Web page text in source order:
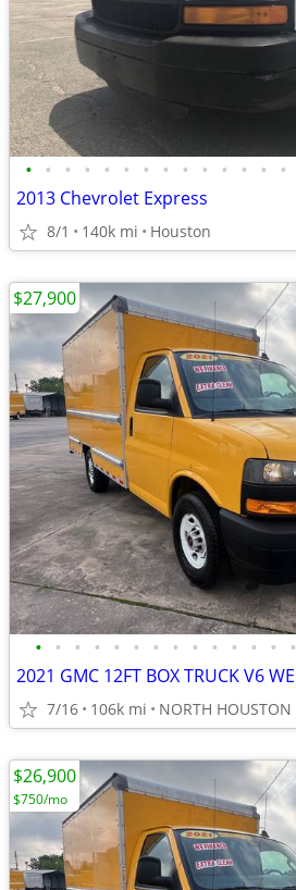
• • • • • • • • • • • • • •
2013 Chevrolet Express
8/1 140k mi Houston
• • • • • • • • • • • • • •
7/16 106k mi NORTH HOUSTON
$27,900
$26,900
$750/mo